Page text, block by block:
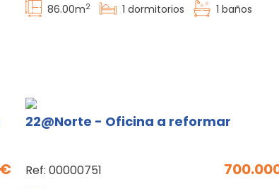
86.00m2 1 dormitorios 1 baños
22@Norte - Oficina a reformar
Ref: 00000751